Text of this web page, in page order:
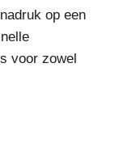
op een
voor zowel